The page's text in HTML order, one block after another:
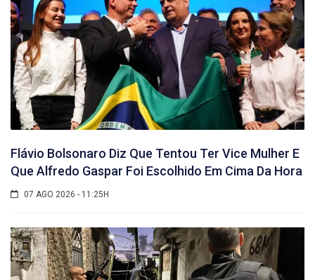
Flávio Bolsonaro Diz Que Tentou Ter Vice Mulher E
Que Alfredo Gaspar Foi Escolhido Em Cima Da Hora
07 AGO 2026 - 11:25H